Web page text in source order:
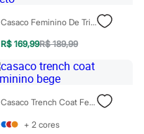
Casaco Feminino De Tricot Preto
R$ 169,99R$ 189,99
Casaco Trench Coat Feminino Bege
+ 2 cores